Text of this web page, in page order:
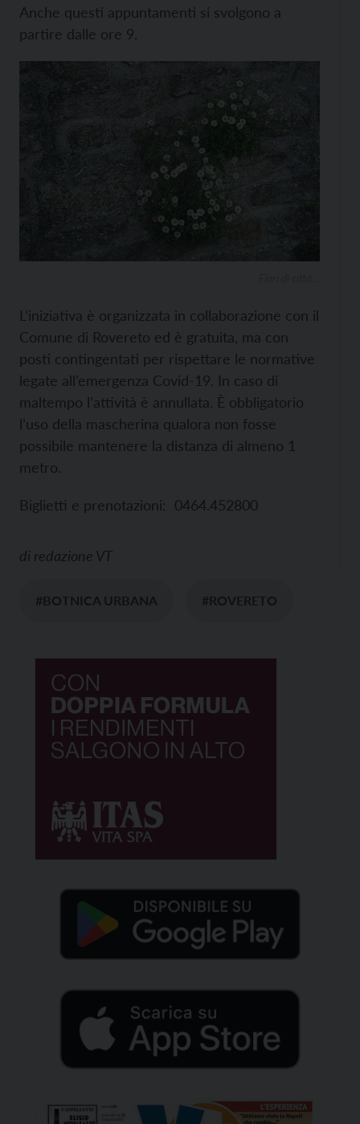
Anche questi appuntamenti si svolgono a
partire dalle ore 9.
L’iniziativa è organizzata in collaborazione con il
Comune di Rovereto ed è gratuita, ma con
posti contingentati per rispettare le normative
legate all’emergenza Covid-19. In caso di
maltempo l’attività è annullata. È obbligatorio
l’uso della mascherina qualora non fosse
possibile mantenere la distanza di almeno 1
metro.
Biglietti e prenotazioni: 0464.452800
di redazione VT
#BOTNICA URBANA #ROVERETO